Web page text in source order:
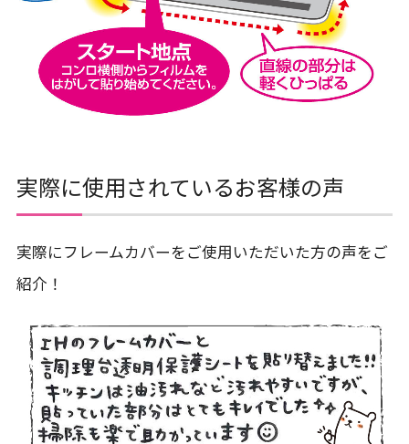
実際に使用されているお客様の声
実際にフレームカバーをご使用いただいた方の声をご
紹介！